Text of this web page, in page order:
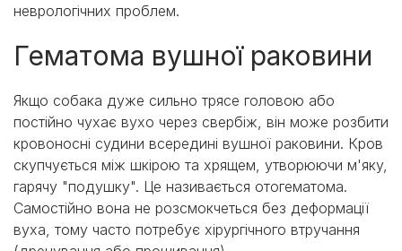
неврологічних проблем.
Гематома вушної раковини
Якщо собака дуже сильно трясе головою або
постійно чухає вухо через свербіж, він може розбити
кровоносні судини всередині вушної раковини. Кров
скупчується між шкірою та хрящем, утворюючи м'яку,
гарячу "подушку". Це називається отогематома.
Самостійно вона не розсмокчеться без деформації
вуха, тому часто потребує хірургічного втручання